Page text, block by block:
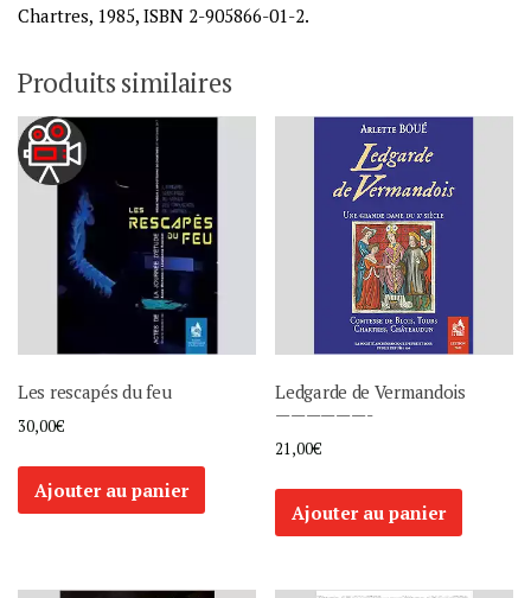
Chartres, 1985, ISBN 2-905866-01-2.
Produits similaires
Les rescapés du feu
30,00€
Ajouter au panier
Ledgarde de Vermandois
——————-
21,00€
Ajouter au panier